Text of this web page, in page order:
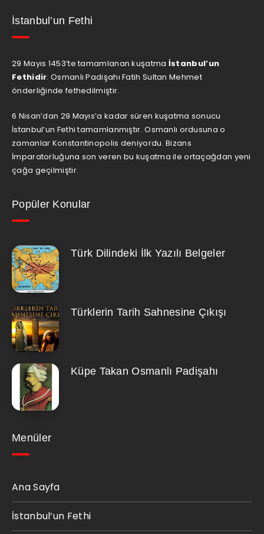
İstanbul’un Fethi
29 Mayıs 1453’te tamamlanan kuşatma İstanbul’un
Fethidir. Osmanlı Padişahı Fatih Sultan Mehmet
önderliğinde fethedilmiştir.
6 Nisan’dan 29 Mayıs’a kadar süren kuşatma sonucu
İstanbul’un Fethi tamamlanmıştır. Osmanlı ordusuna o
zamanlar Konstantinopolis deniyordu. Bizans
İmparatorluğuna son veren bu kuşatma ile ortaçağdan yeni
çağa geçilmiştir.
Popüler Konular
Türk Dilindeki İlk Yazılı Belgeler
Türklerin Tarih Sahnesine Çıkışı
Küpe Takan Osmanlı Padişahı
Menüler
Ana Sayfa
İstanbul’un Fethi